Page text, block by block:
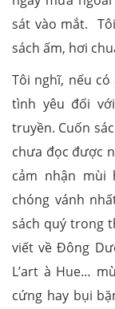
sát vào mắt.
sách ấm, hơi
Tôi nghĩ, nếu
tình yêu đối
truyền. Cuốn
chưa đọc được
cảm nhận mùi
chóng vánh
sách quý trong
viết về Đông
L’art à Hue…
cứng hay bụi